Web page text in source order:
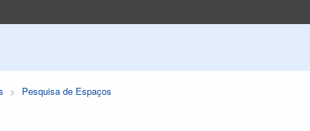
Pesquisa de Espaços